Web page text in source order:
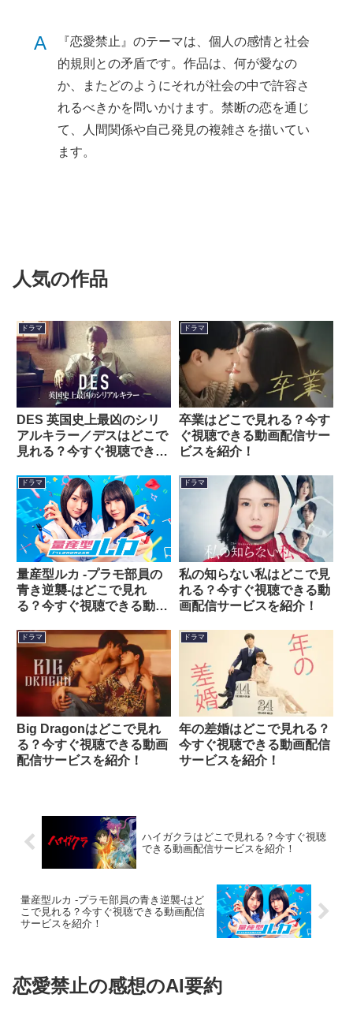
A
『恋愛禁止』のテーマは、個人の感情と社会
的規則との矛盾です。作品は、何が愛なの
か、またどのようにそれが社会の中で許容さ
れるべきかを問いかけます。禁断の恋を通じ
て、人間関係や自己発見の複雑さを描いてい
ます。
人気の作品
ドラマ
DES 英国史上最凶のシリ
アルキラー／デスはどこで
見れる？今すぐ視聴できる
ドラマ
卒業はどこで見れる？今す
ぐ視聴できる動画配信サー
ビスを紹介！
ドラマ
量産型ルカ -プラモ部員の
⻘き逆襲-はどこで見れ
る？今すぐ視聴できる動画
ドラマ
私の知らない私はどこで見
れる？今すぐ視聴できる動
画配信サービスを紹介！
ドラマ
Big Dragonはどこで見れ
る？今すぐ視聴できる動画
配信サービスを紹介！
ドラマ
年の差婚はどこで見れる？
今すぐ視聴できる動画配信
サービスを紹介！
ハイガクラはどこで見れる？今すぐ視聴
できる動画配信サービスを紹介！
量産型ルカ -プラモ部員の⻘き逆襲-はど
こで見れる？今すぐ視聴できる動画配信
サービスを紹介！
恋愛禁止の感想のAI要約